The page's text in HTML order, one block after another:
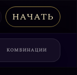
НАЧАТЬ
КОМБИНАЦИИ